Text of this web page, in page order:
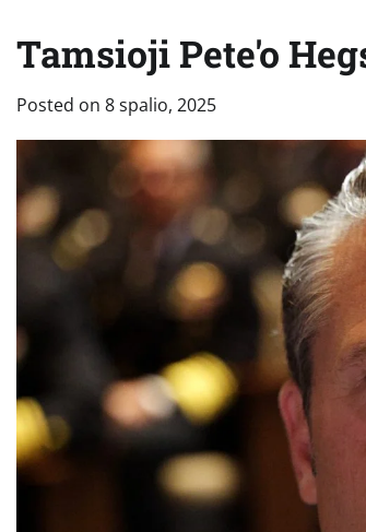
Tamsioji Pete'o
Posted on 8 spalio, 2025